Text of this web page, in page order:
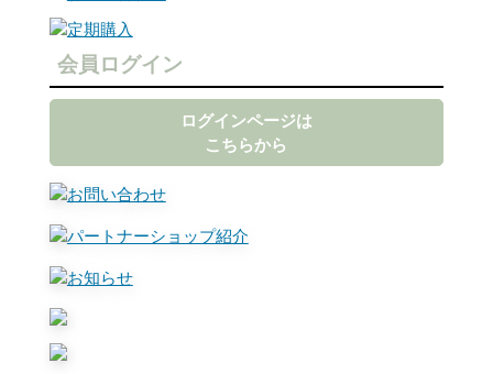
会員ログイン
ログインページは
こちらから